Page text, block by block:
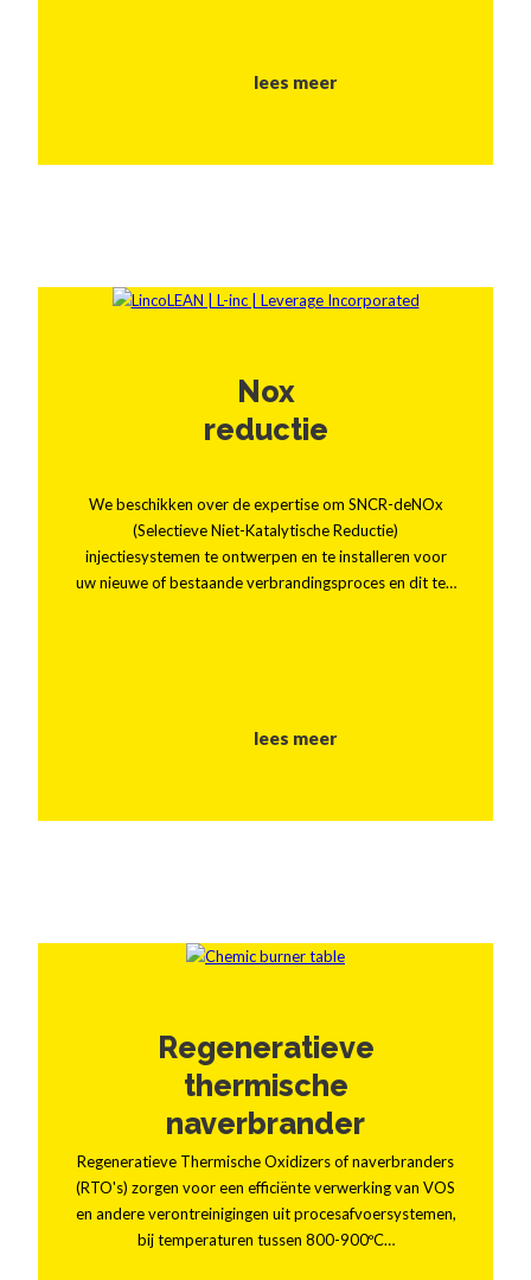
lees meer
Nox
reductie
We beschikken over de expertise om SNCR-deNOx
(Selectieve Niet-Katalytische Reductie)
injectiesystemen te ontwerpen en te installeren voor
uw nieuwe of bestaande verbrandingsproces en dit te…
lees meer
Regeneratieve
thermische
naverbrander
Regeneratieve Thermische Oxidizers of naverbranders
(RTO's) zorgen voor een efficiënte verwerking van VOS
en andere verontreinigingen uit procesafvoersystemen,
bij temperaturen tussen 800-900ºC…